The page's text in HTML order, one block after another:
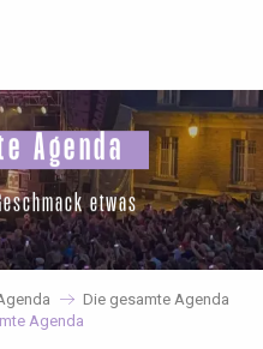
Agenda
etwas
Die gesamte Agenda
Agenda